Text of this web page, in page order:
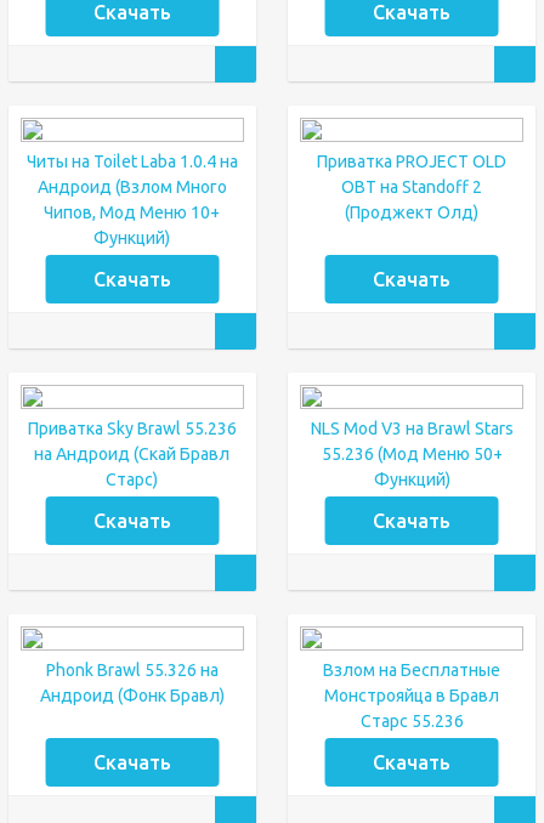
Скачать Скачать
Читы на Toilet Laba 1.0.4 на
Андроид (Взлом Много
Чипов, Мод Меню 10+
Функций)
Скачать
Приватка PROJECT OLD
OBT на Standoff 2
(Проджект Олд)
Скачать
Приватка Sky Brawl 55.236
на Андроид (Скай Бравл
Старс)
Скачать
NLS Mod V3 на Brawl Stars
55.236 (Мод Меню 50+
Функций)
Скачать
Phonk Brawl 55.326 на
Андроид (Фонк Бравл)
Скачать
Взлом на Бесплатные
Монстрояйца в Бравл
Старс 55.236
Скачать